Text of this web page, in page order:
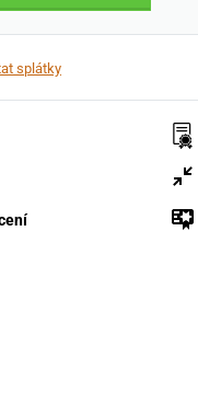
splátky